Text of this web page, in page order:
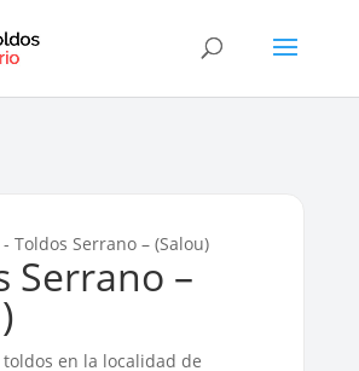
- Toldos Serrano – (Salou)
Serrano –
toldos en la localidad de